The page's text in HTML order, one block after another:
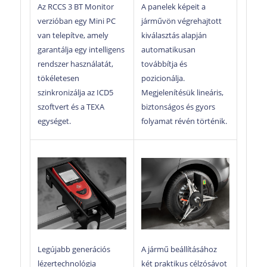
maximális precizitással és a legmagasabb
színvonalon hajtanak végre, a rendkívüli
lefedettségre támaszkodva.
Ezen túlmenően a panelek digitalizálása lehetővé
teszi, hogy a műhelyben jelentős hely szabaduljon
fel, amelyet egyébként több fizikai panel is
elfoglalna.
megalapozzuk a jövőt.”
A vezetés közbeni biztonság és kényelem
garantálására tervezett ADAS (Advanced Driver
generációs járművekben.
A kamerákat, radarokat,
Az RCCS 3 BT Monitor
verzióban egy Mini PC
van telepítve, amely
garantálja egy intelligens
rendszer használatát,
tökéletesen
szinkronizálja az ICD5
szoftvert és a TEXA
egységet.
A panelek képeit a
járművön végrehajtott
kiválasztás alapján
automatikusan
továbbítja és
pozicionálja.
Megjelenítésük lineáris,
biztonságos és gyors
folyamat révén történik.
Legújabb generációs
lézertechnológia
A jármű beállításához
két praktikus célzósávot